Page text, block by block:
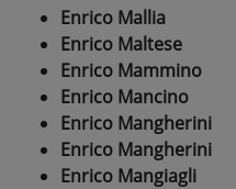
Enrico Mallia
Enrico Maltese
Enrico Mammino
Enrico Mancino
Enrico Mangherini
Enrico Mangherini
Enrico Mangiagli